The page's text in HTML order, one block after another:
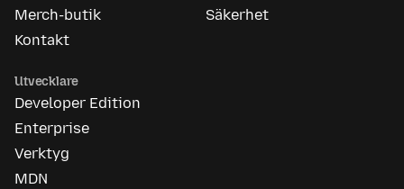
Merch-butik
Kontakt
Säkerhet
Utvecklare
Developer Edition
Enterprise
Verktyg
MDN